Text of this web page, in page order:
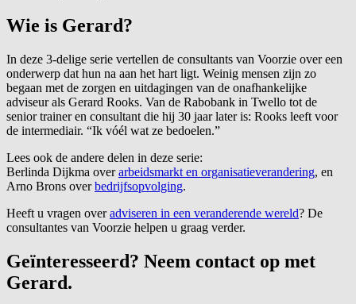
Wie is Gerard?
In deze 3-delige serie vertellen de consultants van Voorzie over een
onderwerp dat hun na aan het hart ligt. Weinig mensen zijn zo
begaan met de zorgen en uitdagingen van de onafhankelijke
adviseur als Gerard Rooks. Van de Rabobank in Twello tot de
senior trainer en consultant die hij 30 jaar later is: Rooks leeft voor
de intermediair. “Ik vóél wat ze bedoelen.”
Lees ook de andere delen in deze serie:
Berlinda Dijkma overarbeidsmarkt en organisatieverandering, en
Arno Brons overbedrijfsopvolging.
Heeft u vragen overadviseren in een veranderende wereld? De
consultantes van Voorzie helpen u graag verder.
Geïnteresseerd? Neem contact op met
Gerard.